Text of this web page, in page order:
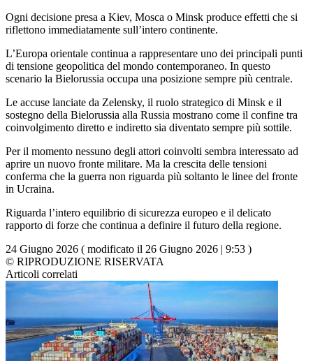
Ogni decisione presa a Kiev, Mosca o Minsk produce effetti che si
riflettono immediatamente sull’intero continente.
L’Europa orientale continua a rappresentare uno dei principali punti
di tensione geopolitica del mondo contemporaneo. In questo
scenario la Bielorussia occupa una posizione sempre più centrale.
Le accuse lanciate da Zelensky, il ruolo strategico di Minsk e il
sostegno della Bielorussia alla Russia mostrano come il confine tra
coinvolgimento diretto e indiretto sia diventato sempre più sottile.
Per il momento nessuno degli attori coinvolti sembra interessato ad
aprire un nuovo fronte militare. Ma la crescita delle tensioni
conferma che la guerra non riguarda più soltanto le linee del fronte
in Ucraina.
Riguarda l’intero equilibrio di sicurezza europeo e il delicato
rapporto di forze che continua a definire il futuro della regione.
24 Giugno 2026 ( modificato il 26 Giugno 2026 | 9:53 )
© RIPRODUZIONE RISERVATA
Articoli correlati